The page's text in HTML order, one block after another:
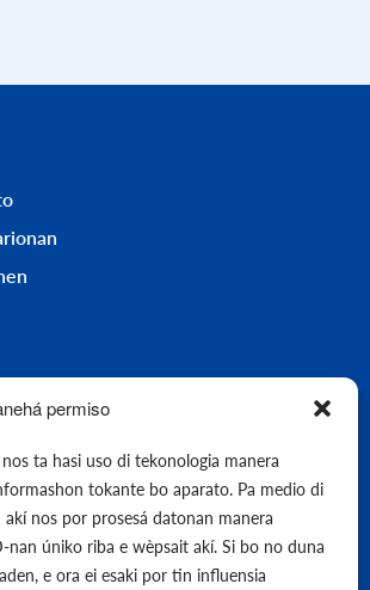
permiso
ta hasi uso di tekonologia manera
tokante bo aparato. Pa medio di
nos por prosesá datonan manera
úniko riba e wèpsait akí. Si bo no duna
e ora ei esaki por tin influensia